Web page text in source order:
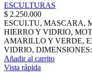
ESCULTURAS
$ 2.250.000
ESCULTU, MASCARA,
HIERRO Y VIDRIO,
AMARILLO Y VERDE,
VIDRIO,
Añadir al carrito
Vista rápida